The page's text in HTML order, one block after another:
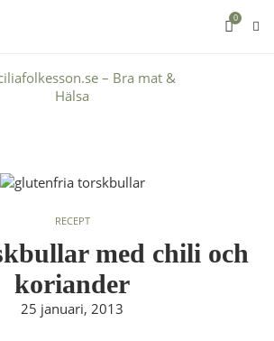
0
RECEPT
med chili och
koriander
25 januari, 2013